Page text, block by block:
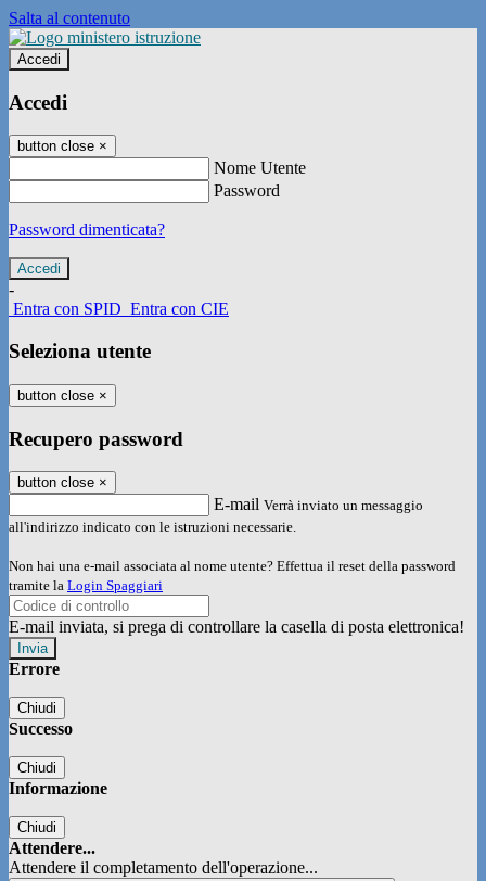
Salta al contenuto
Accedi
Accedi
button close ×
Nome Utente
Password
Password dimenticata?
-
Entra con SPID Entra con CIE
Seleziona utente
button close ×
Recupero password
button close ×
E-mail Verrà inviato un messaggio
all'indirizzo indicato con le istruzioni necessarie.
Non hai una e-mail associata al nome utente? Effettua il reset della password
tramite la Login Spaggiari
E-mail inviata, si prega di controllare la casella di posta elettronica!
Errore
Chiudi
Successo
Chiudi
Informazione
Chiudi
Attendere...
Attendere il completamento dell'operazione...